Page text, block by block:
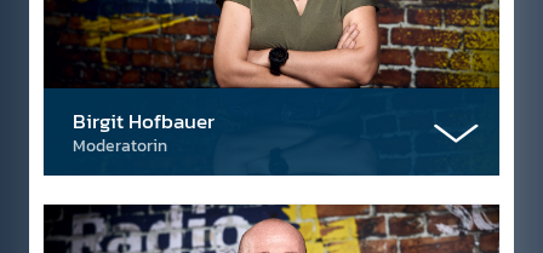
Birgit Hofbauer
Moderatorin